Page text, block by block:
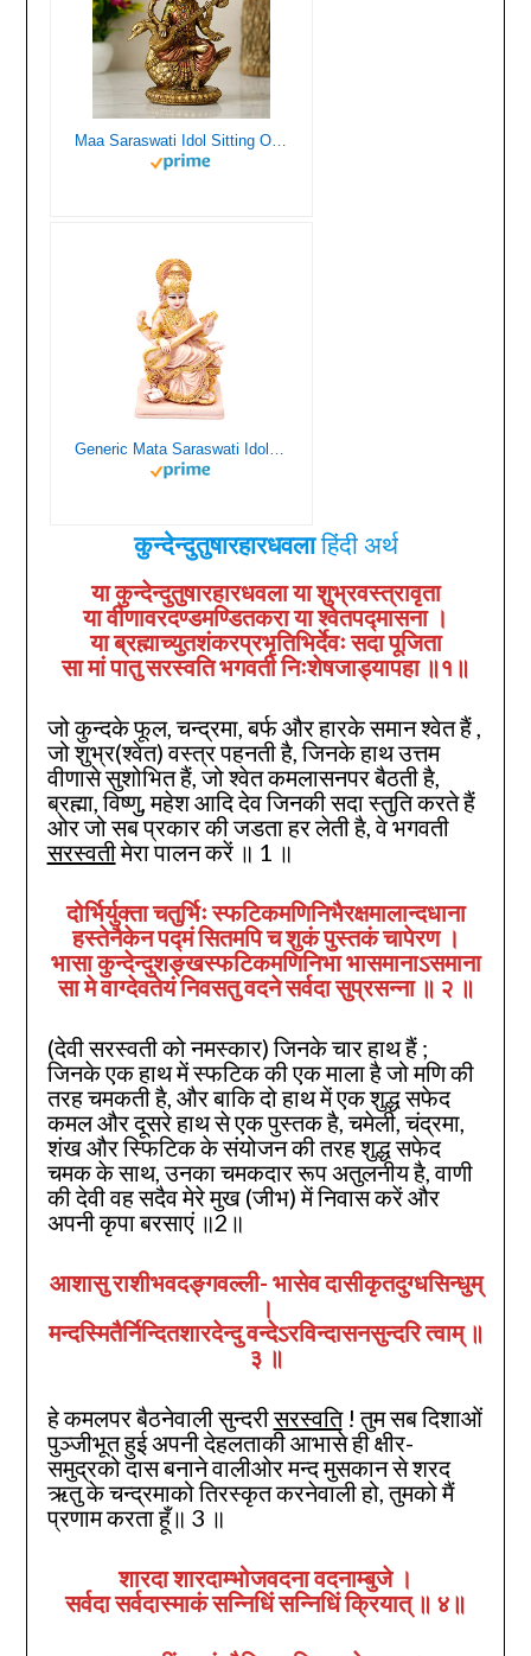
Maa Saraswati Idol Sitting On Hans, Standard Sarasvati Statue Big Size I Living Room I Guest Room I Office Table I Gifts
कुन्देन्दुतुषारहारधवलाहिंदी अर्थ
या कुन्देन्दुतुषारहारधवला या शुभ्रवस्त्रावृता
या वीणावरदण्डमण्डितकरा या श्वेतपद्मासना ।
या ब्रह्माच्युतशंकरप्रभृतिभिर्देवः सदा पूजिता
सा मां पातु सरस्वति भगवती निःशेषजाड्यापहा ॥१॥
जो कुन्दके फूल, चन्द्रमा, बर्फ और हारके समान श्वेत हैं ,
जो शुभ्र(श्वेत) वस्त्र पहनती है, जिनके हाथ उत्तम
वीणासे सुशोभित हैं, जो श्वेत कमलासनपर बैठती है,
ब्रह्मा, विष्णु, महेश आदि देव जिनकी सदा स्तुति करते हैं
ओर जो सब प्रकार की जडता हर लेती है, वे भगवती
सरस्वतीमेरा पालन करें ॥ 1 ॥
दोर्भिर्युक्ता चतुर्भिः स्फटिकमणिनिभैरक्षमालान्दधाना
हस्तेनैकेन पद्मं सितमपि च शुकं पुस्तकं चापेरण ।
भासा कुन्देन्दुशङ्खस्फटिकमणिनिभा भासमानाऽसमाना
सा मे वाग्देवतेयं निवसतु वदने सर्वदा सुप्रसन्ना ॥ २ ॥
(देवी सरस्वती को नमस्कार) जिनके चार हाथ हैं ;
जिनके एक हाथ में स्फटिक की एक माला है जो मणि की
तरह चमकती है, और बाकि दो हाथ में एक शुद्ध सफेद
कमल और दूसरे हाथ से एक पुस्तक है, चमेली, चंद्रमा,
शंख और स्फिटिक के संयोजन की तरह शुद्ध सफेद
चमक के साथ, उनका चमकदार रूप अतुलनीय है, वाणी
की देवी वह सदैव मेरे मुख (जीभ) में निवास करें और
अपनी कृपा बरसाएं ॥2॥
आशासु राशीभवदङ्गवल्ली- भासेव दासीकृतदुग्धसिन्धुम्‌
।
मन्दस्मितैर्निन्दितशारदेन्दु वन्देऽरविन्दासनसुन्दरि त्वाम्‌ ॥
३ ॥
हे कमलपर बैठनेवाली सुन्दरीसरस्वति! तुम सब दिशाओं
पुञ्जीभूत हुई अपनी देहलताकी आभासे ही क्षीर-
समुद्रको दास बनाने वालीओर मन्द मुसकान से शरद
ऋतु के चन्द्रमाको तिरस्कृत करनेवाली हो, तुमको मैं
प्रणाम करता हूँ॥ 3 ॥
शारदा शारदाम्भोजवदना वदनाम्बुजे ।
सर्वदा सर्वदास्माकं सन्निधिं सन्निधिं क्रियात्‌ ॥ ४ ॥